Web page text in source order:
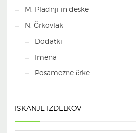
M. Pladnji in deske
N. Črkovlak
Dodatki
Imena
Posamezne črke
ISKANJE IZDELKOV